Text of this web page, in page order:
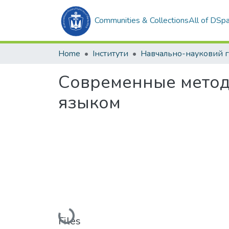
Communities & CollectionsAll of
Home Інститути
Современные
языком
Loading...
Files